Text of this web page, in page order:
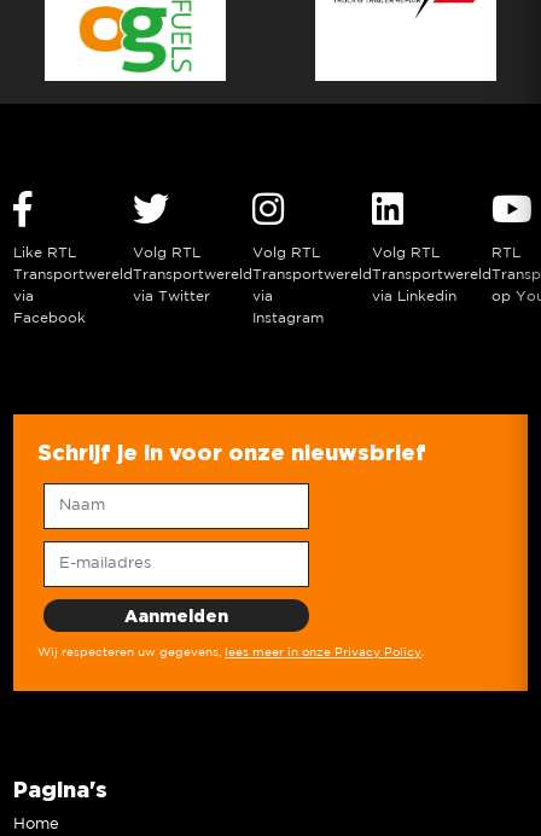
Like RTL
Transportwereld
via
Facebook
Volg RTL
Transportwereld
via Twitter
Volg RTL
Transportwereld
via
Instagram
Volg RTL
Transportwereld
via Linkedin
RTL
op
Schrijf je in voor onze nieuwsbrief
Wij respecteren uw gegevens, lees meer in onze Privacy Policy
Pagina's
Home